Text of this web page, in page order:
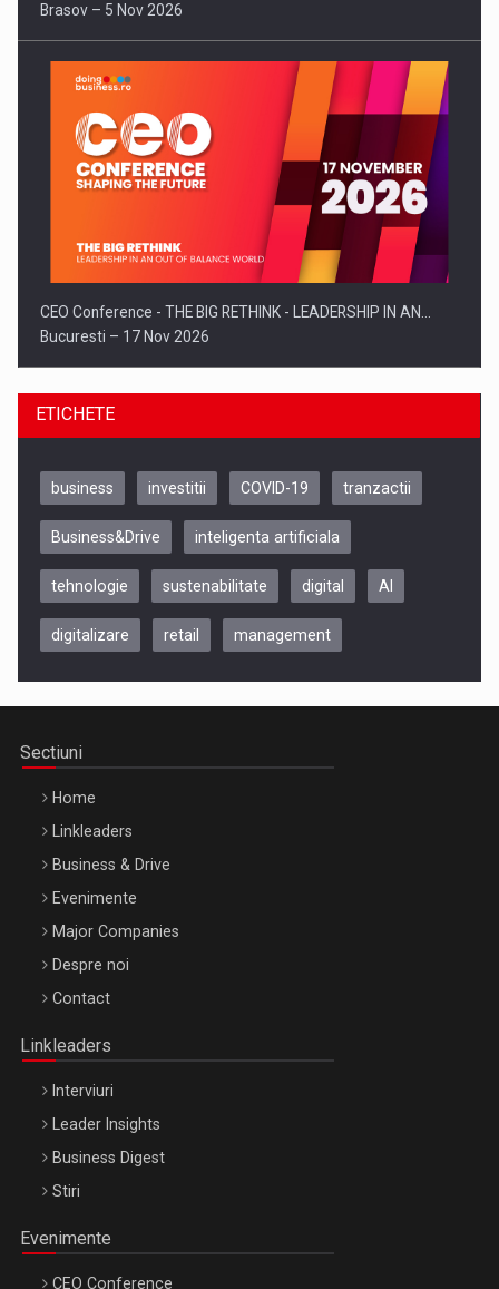
Brasov – 5 Nov 2026
CEO Conference - THE BIG RETHINK - LEADERSHIP IN AN…
Bucuresti – 17 Nov 2026
Be Inspired. Make it Happen!, CLUJ, 9 Decembrie
Be Inspired. Make it Happen!, ARTEMIS LETO, ORADEA, 8
Octombrie
ETICHETE
business investitii COVID-19 tranzactii
Business&Drive inteligenta artificiala
tehnologie sustenabilitate digital AI
digitalizare retail management
Sectiuni
Home
Linkleaders
Business & Drive
Evenimente
Major Companies
Despre noi
Contact
Linkleaders
Interviuri
Leader Insights
Business Digest
Stiri
Evenimente
CEO Conference